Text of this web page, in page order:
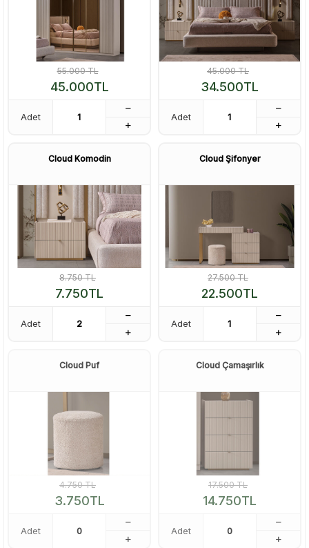
55.000TL
45.000TL
Adet
45.000TL
34.500TL
Adet
Cloud Komodin
8.750TL
7.750TL
Adet
Cloud Şifonyer
27.500TL
22.500TL
Adet
Cloud Puf
4.750TL
3.750TL
Adet
Cloud Çamaşırlık
17.500TL
14.750TL
Adet